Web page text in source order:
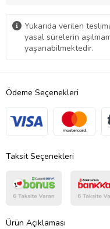
Yukarıda verilen
yasal sürelerin
yaşanabilmektedir.
Ödeme Seçenekleri
Taksit Seçenekleri
Ürün Açıklaması